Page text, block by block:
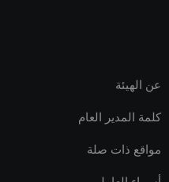
عن الهيئة
كلمة المدير العام
مواقع ذات صلة